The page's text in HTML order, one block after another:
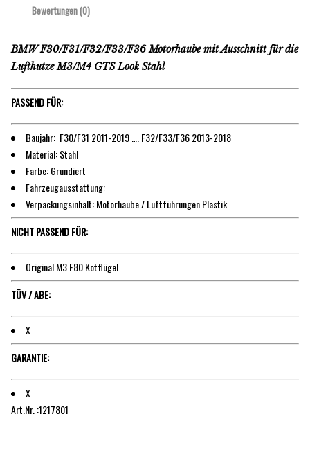
Bewertungen (0)
BMW F30/F31/F32/F33/F36 Motorhaube mit Ausschnitt für die
Lufthutze M3/M4 GTS Look Stahl
PASSEND FÜR:
Baujahr: F30/F31 2011-2019 …. F32/F33/F36 2013-2018
Material: Stahl
Farbe: Grundiert
Fahrzeugausstattung:
Verpackungsinhalt: Motorhaube / Luftführungen Plastik
NICHT PASSEND FÜR:
Original M3 F80 Kotflügel
TÜV / ABE:
X
GARANTIE:
X
Art.Nr. :1217801